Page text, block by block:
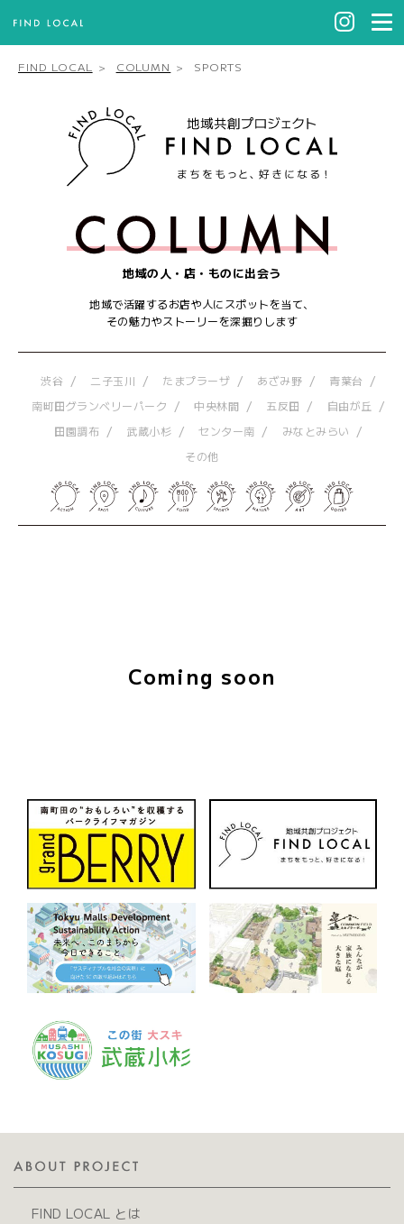
FIND LOCAL COLUMN SPORTS
地域の人・店・ものに出会う
地域で活躍するお店や人にスポットを当て、
その魅力やストーリーを深掘りします
渋谷 二子玉川 たまプラーザ あざみ野
青葉台
南町田グランベリーパーク
中央林間 五反田
自由が丘
田園調布
武蔵小杉 センター南
みなとみらい
その他
Coming soon
FIND LOCAL とは